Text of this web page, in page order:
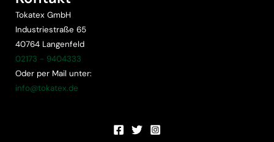
Tokatex GmbH
Industriestraße 65
40764 Langenfeld
02173 - 9404333
Oder per Mail unter:
info@tokatex.de